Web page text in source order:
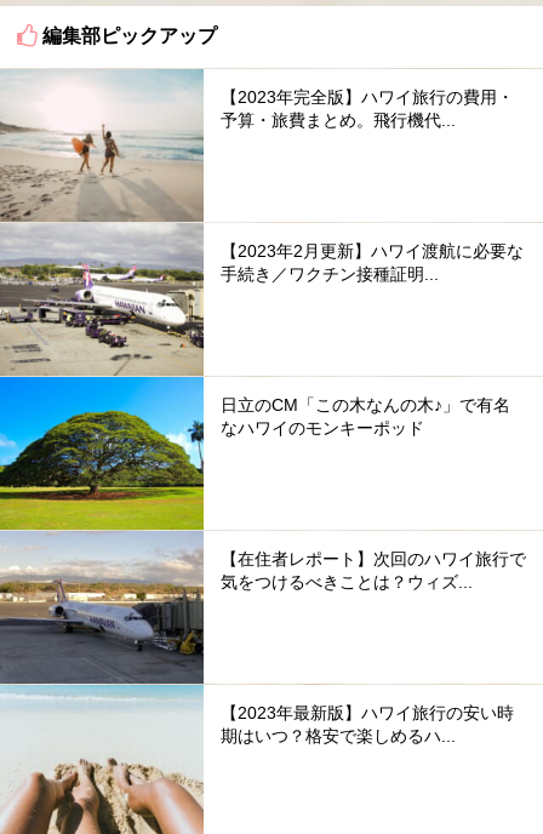
編集部ピックアップ
【2023年完全版】ハワイ旅行の費用・
予算・旅費まとめ。飛行機代...
【2023年2月更新】ハワイ渡航に必要な
手続き／ワクチン接種証明...
日立のCM「この木なんの木♪」で有名
なハワイのモンキーポッド
【在住者レポート】次回のハワイ旅行で
気をつけるべきことは？ウィズ...
【2023年最新版】ハワイ旅行の安い時
期はいつ？格安で楽しめるハ...